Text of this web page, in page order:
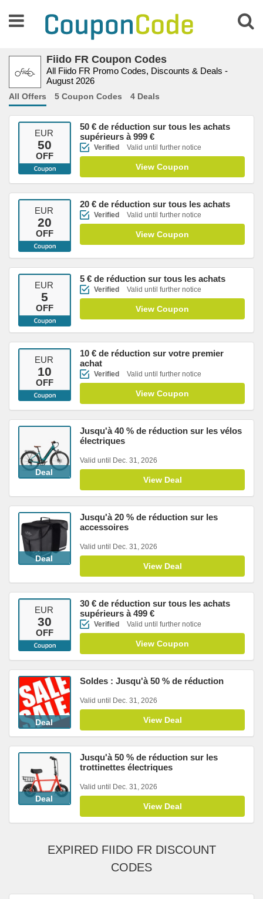
Fiido FR Coupon Codes
All Fiido FR Promo Codes, Discounts & Deals -
August 2026
All Offers 5 Coupon Codes 4 Deals
EUR
50
OFF
50 € de réduction sur tous les achats
supérieurs à 999 €
Verified Valid until further notice
View Coupon
EUR
20
OFF
20 € de réduction sur tous les achats
Verified Valid until further notice
View Coupon
EUR
5
OFF
5 € de réduction sur tous les achats
Verified Valid until further notice
View Coupon
EUR
10
OFF
10 € de réduction sur votre premier
achat
Verified Valid until further notice
View Coupon
Deal
Jusqu'à 40 % de réduction sur les vélos
électriques
Valid until Dec. 31, 2026
View Deal
Deal
Jusqu'à 20 % de réduction sur les
accessoires
Valid until Dec. 31, 2026
View Deal
EUR
30
OFF
30 € de réduction sur tous les achats
supérieurs à 499 €
Verified Valid until further notice
View Coupon
Deal
Soldes : Jusqu'à 50 % de réduction
Valid until Dec. 31, 2026
View Deal
Deal
Jusqu'à 50 % de réduction sur les
trottinettes électriques
Valid until Dec. 31, 2026
View Deal
EXPIRED FIIDO FR DISCOUNT
CODES